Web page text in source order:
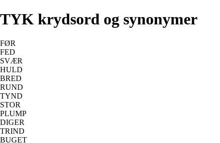
TYK krydsord og synonymer
FØR
FED
SVÆR
HULD
BRED
RUND
TYND
STOR
PLUMP
DIGER
TRIND
BUGET